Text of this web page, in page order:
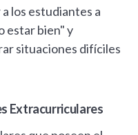
los estudiantes a
estar bien" y
situaciones difíciles
Extracurriculares